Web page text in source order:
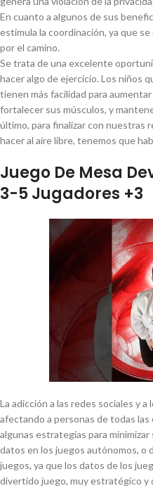
En cuanto a algunos de sus
estimula la coordinación, ya que
por el camino.
Se trata de una excelente
hacer algo de ejercicio. Los niños
tienen más facilidad para
fortalecer sus músculos, y
último, para finalizar con nuestras
hacer al aire libre, tenemos que
Juego De Mesa
3-5 Jugadores +3
La adicción a las redes sociales y
afectando a personas de todas
algunas estrategias para
datos en los juegos autónomos, o
juegos, ya que los datos de los
divertido juego, muy estratégico y